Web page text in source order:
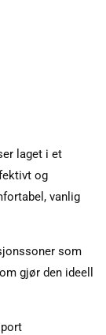
laget i et
og
vanlig
som
gjør den ideell